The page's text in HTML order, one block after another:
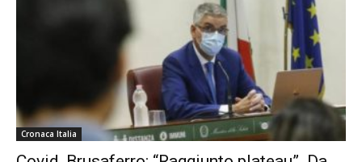
Cronaca Italia